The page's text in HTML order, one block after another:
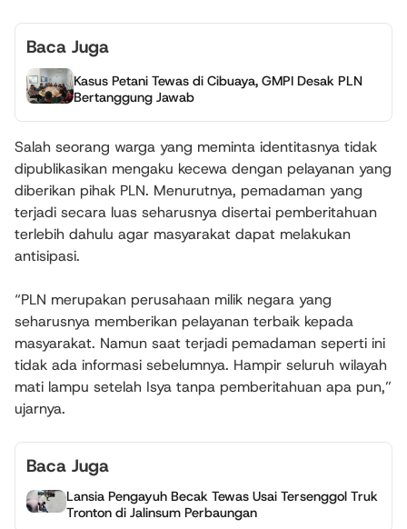
Baca Juga
Kasus Petani Tewas di Cibuaya, GMPI Desak PLN
Bertanggung Jawab
Salah seorang warga yang meminta identitasnya tidak
dipublikasikan mengaku kecewa dengan pelayanan yang
diberikan pihak PLN. Menurutnya, pemadaman yang
terjadi secara luas seharusnya disertai pemberitahuan
terlebih dahulu agar masyarakat dapat melakukan
antisipasi.
“PLN merupakan perusahaan milik negara yang
seharusnya memberikan pelayanan terbaik kepada
masyarakat. Namun saat terjadi pemadaman seperti ini
tidak ada informasi sebelumnya. Hampir seluruh wilayah
mati lampu setelah Isya tanpa pemberitahuan apa pun,”
ujarnya.
Baca Juga
Lansia Pengayuh Becak Tewas Usai Tersenggol Truk
Tronton di Jalinsum Perbaungan